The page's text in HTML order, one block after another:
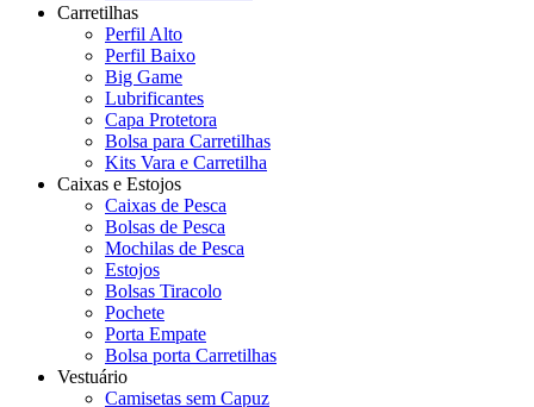
Carretilhas
Perfil Alto
Perfil Baixo
Big Game
Lubrificantes
Capa Protetora
Bolsa para Carretilhas
Kits Vara e Carretilha
Caixas e Estojos
Caixas de Pesca
Bolsas de Pesca
Mochilas de Pesca
Estojos
Bolsas Tiracolo
Pochete
Porta Empate
Bolsa porta Carretilhas
Vestuário
Camisetas sem Capuz